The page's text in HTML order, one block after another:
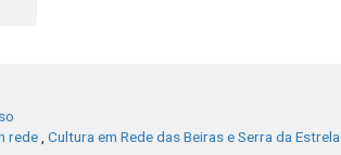
rede, Cultura em Rede das Beiras e Serra da Estrela